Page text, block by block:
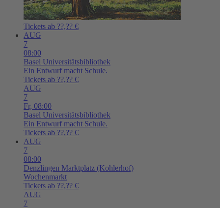
Tickets ab ??,?? €
AUG
7
08:00
Basel Universitätsbibliothek
Ein Entwurf macht Schule.
Tickets ab ??,?? €
AUG
7
Fr, 08:00
Basel Universitätsbibliothek
Ein Entwurf macht Schule.
Tickets ab ??,?? €
AUG
7
08:00
Denzlingen Marktplatz (Kohlerhof)
Wochenmarkt
Tickets ab ??,?? €
AUG
7